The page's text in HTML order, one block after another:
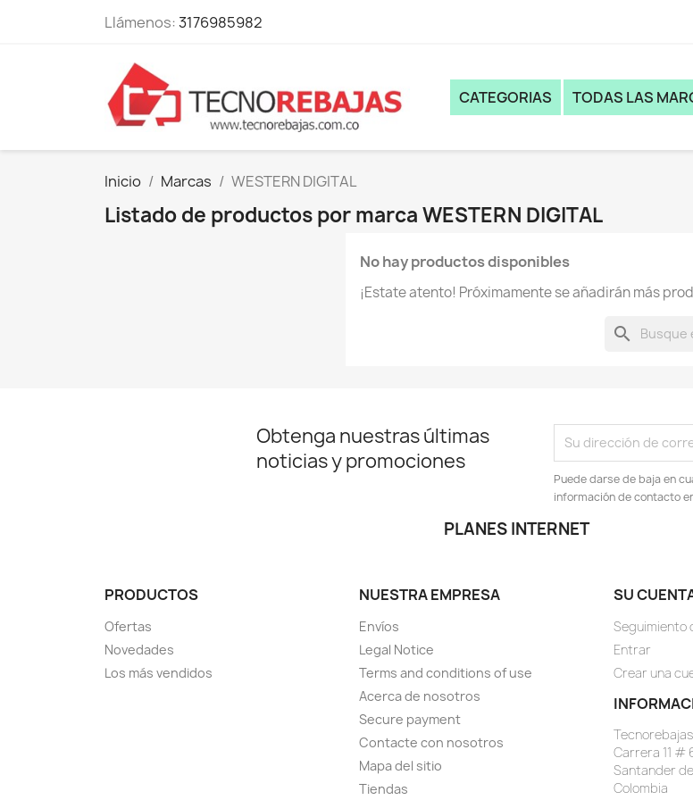
Llámenos:3176985982
CATEGORIAS TODAS LAS
Inicio Marcas WESTERN DIGITAL
Listado de productos por marca WESTERN DIGITAL
No hay productos disponibles
¡Estate atento! Próximamente se añadirán más
search
Obtenga nuestras últimas
noticias y promociones
Puede darse de baja en
información de contacto
PLANES INTERNET
PRODUCTOS
Ofertas
Novedades
Los más vendidos
NUESTRA EMPRESA
Envíos
Legal Notice
Terms and conditions of use
Acerca de nosotros
Secure payment
Contacte con nosotros
Mapa del sitio
Tiendas
SU
Seguimiento
Entrar
Crear una
Carrera 11 #
Santander
Colombia